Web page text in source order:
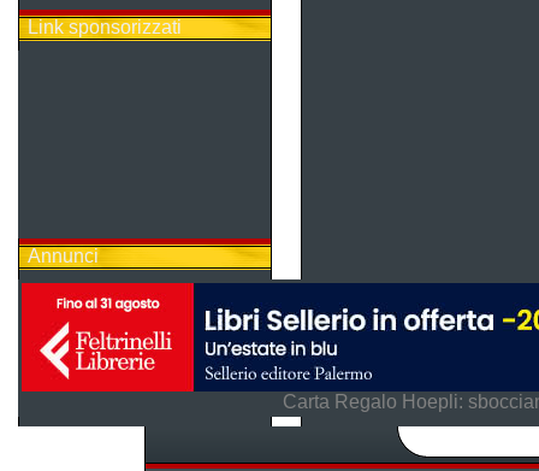
Link sponsorizzati
Annunci
Carta Regalo Hoepli: